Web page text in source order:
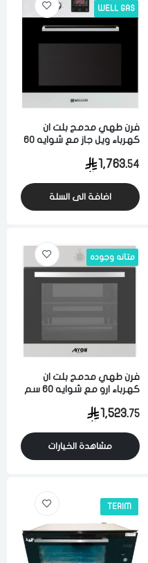
WELL GAS
فرن طهي مدمج بلت ان
كهرباء ويل جاز مع شوايه 60
تحكم رقمي اشعال ذاتي
1,763.54
اضافة الى السلة
متانه وجوده
فرن طهي مدمج بلت ان
كهرباء ارو مع شوايه 60 سم
متعدد الوظائف ستيل ايطالي
1,523.75
مشاهدة الخيارات
TERIM
كل المنتجات التي تم اضافتها